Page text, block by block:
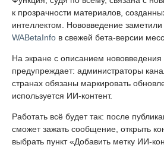
к прозрачности материалов,
интеллектом. Нововведение
WABetaInfo в свежей бета-версии
На экране с описанием
предупреждает: администраторы
странах обязаны маркировать
используется ИИ-контент.
Работать всё будет так: после
сможет зажать сообщение, открыть
выбрать пункт «Добавить метку ИИ-